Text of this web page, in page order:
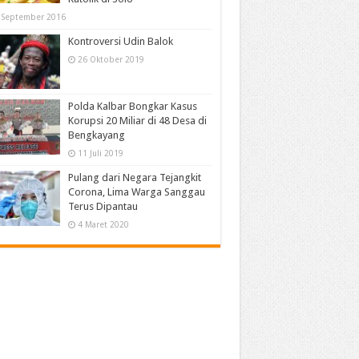
2016
Kontroversi Udin Balok
26 Oktober 2019
Polda Kalbar Bongkar Kasus
Korupsi 20 Miliar di 48 Desa di
Bengkayang
11 Juli 2019
Pulang dari Negara Tejangkit
Corona, Lima Warga Sanggau
Terus Dipantau
4 Maret 2020